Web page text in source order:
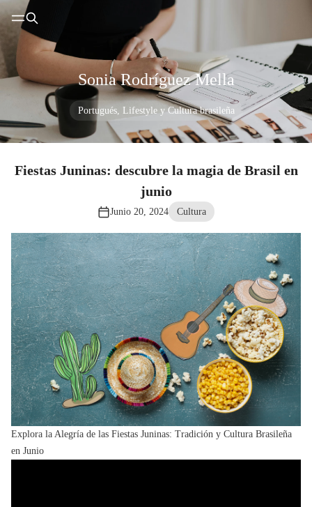
Sonia Rodríguez Mella
Portugués, Lifestyle y Cultura brasileña
Fiestas Juninas: descubre la magia de Brasil en
junio
Junio 20, 2024 Cultura
Explora la Alegría de las Fiestas Juninas: Tradición y Cultura Brasileña
en Junio